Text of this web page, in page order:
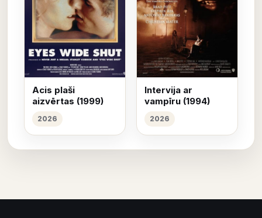
Acis plaši
aizvērtas (1999)
2026
Intervija ar
vampīru (1994)
2026